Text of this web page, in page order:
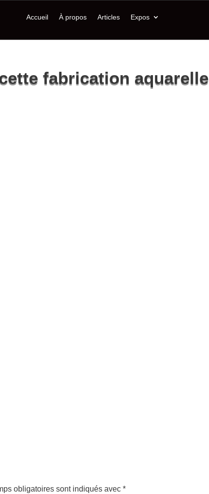
Accueil À propos Articles Expos
fabrication aquarelle
obligatoires sont indiqués avec *